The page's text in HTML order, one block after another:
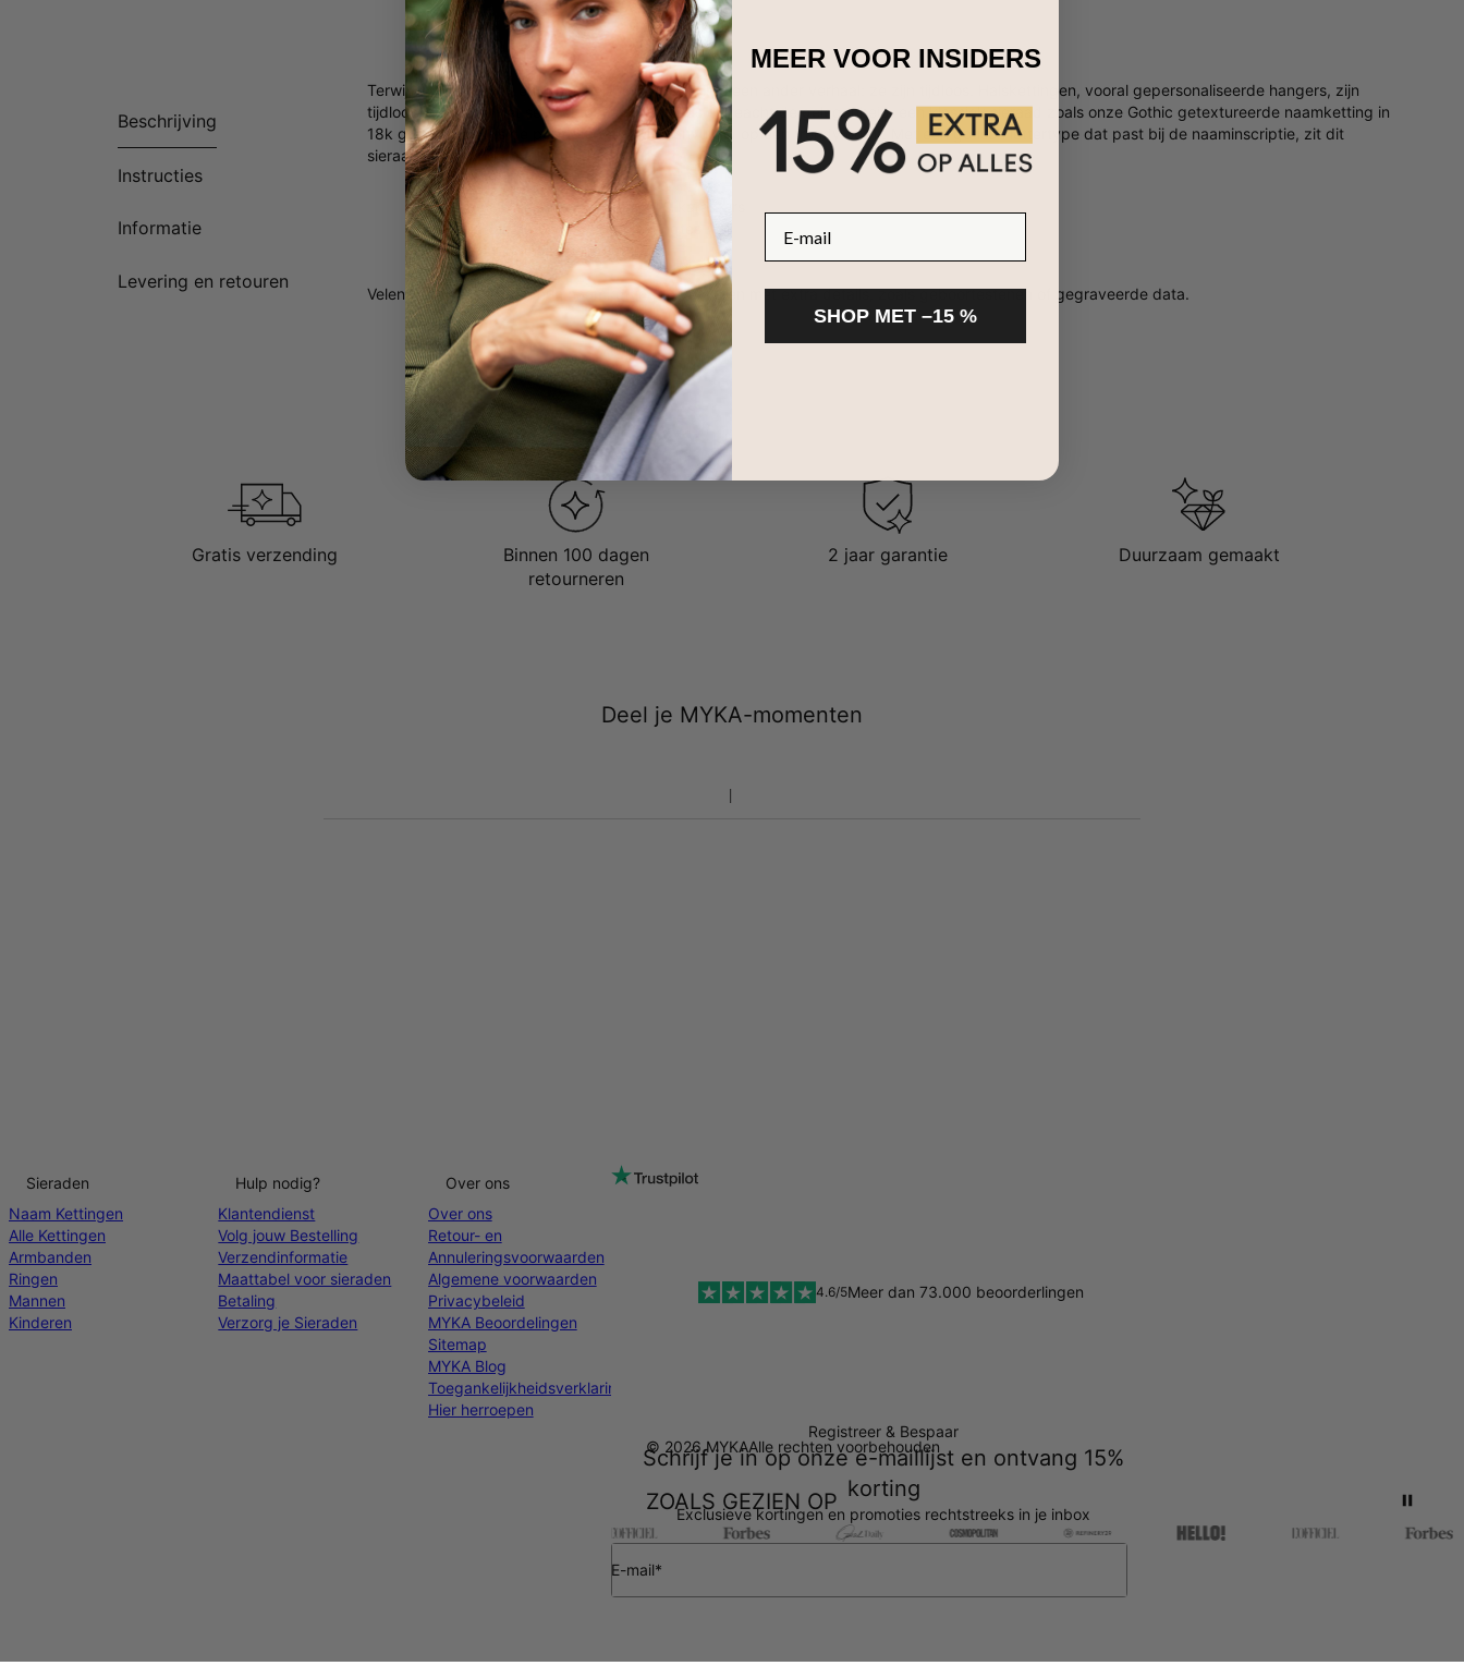
Beschrijving
Instructies
Informatie
Levering en retouren
Terwijl trends komen en gaan, hebben accessoires een ander verhaal: ze zijn tijdloos. Halskettingen, vooral gepersonaliseerde hangers, zijn
tijdloos, ongeacht het seizoen of de reden. Dus ongeacht de gelegenheid, een klassiek sieraad zoals onze Gothic getextureerde naamketting in
18k goud vermeil is de perfecte verfijnde aanvulling op een trendy outfit. Met een gotisch lettertype dat past bij de naaminscriptie, zit dit
sieraad zeker boordevol attitude.
Gemaakt van 18k goud vermeil
Te personaliseren met maximaal 9 karakters
Verkrijgbaar in 3 verschillende lengtes
Eerste letter is een hoofdletter
Velen kiezen ervoor om hunnaamkettingte versieren met extra details, zoals geboortestenen of gegraveerde data.
Gratis verzending
Binnen 100 dagen
retourneren
2 jaar garantie Duurzaam gemaakt
Deel je MYKA-momenten
ZOALS GEZIEN OP
Registreer & Bespaar
Schrijf je in op onze e-maillijst en ontvang 15%
korting
Exclusieve kortingen en promoties rechtstreeks in je inbox
E-mail*
Sieraden
Naam Kettingen
Alle Kettingen
Armbanden
Ringen
Mannen
Kinderen
Hulp nodig?
Klantendienst
Volg jouw Bestelling
Verzendinformatie
Maattabel voor sieraden
Betaling
Verzorg je Sieraden
Over ons
Over ons
Retour- en
Annuleringsvoorwaarden
Algemene voorwaarden
Privacybeleid
MYKA Beoordelingen
Sitemap
MYKA Blog
Toegankelijkheidsverklaring
Hier herroepen
4.6/5Meer dan 73.000 beoorderlingen
© 2026 MYKAAlle rechten voorbehouden
MEER VOOR INSIDERS
SHOP MET –15 %